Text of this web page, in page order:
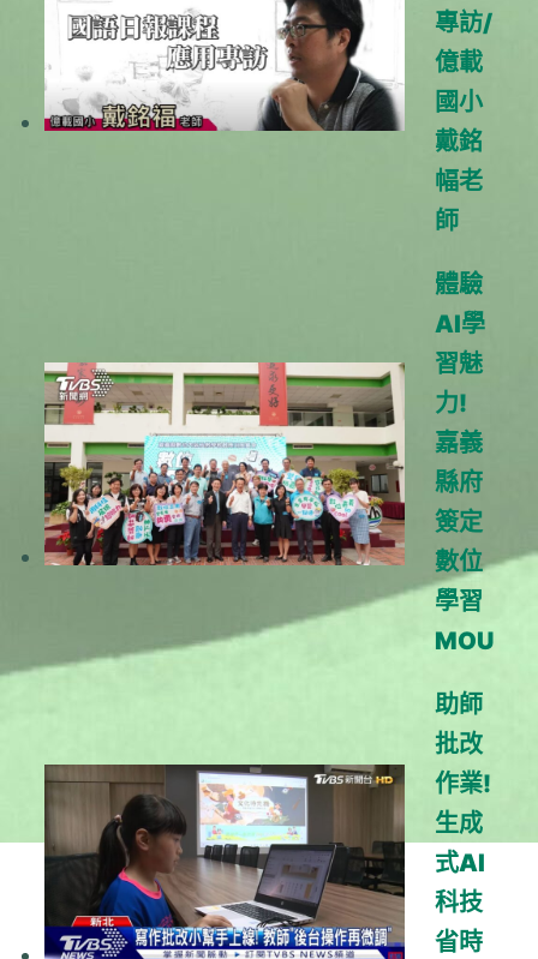
專訪/
億載
國小
戴銘
幅老
師
體驗
AI學
習魅
力!
嘉義
縣府
簽定
數位
學習
MOU
助師
批改
作業!
生成
式AI
科技
省時